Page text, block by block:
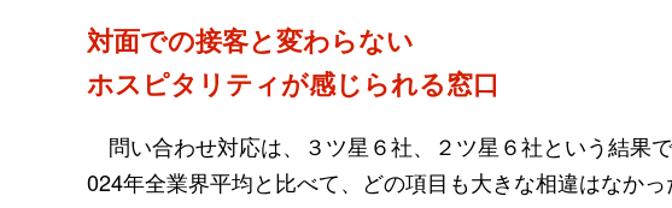
対面での接客と変わらない
ホスピタリティが感じられる窓口
問い合わせ対応は、３ツ星６社、２ツ星６社という結果
024年全業界平均と比べて、どの項目も大きな相違はなかっ